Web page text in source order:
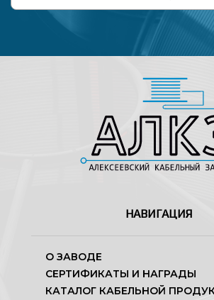
НАВИГАЦИЯ
О ЗАВОДЕ
СЕРТИФИКАТЫ И НАГРАДЫ
КАТАЛОГ КАБЕЛЬНОЙ